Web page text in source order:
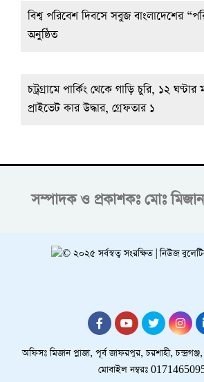
বিশ্ব পরিবেশ দিবসে সবুজ বাংলাদেশের
অনুষ্ঠিত
চট্রগ্রামে পার্কিং থেকে গাড়ি চুরি, ১২
প্রাইভেট কার উদ্ধার, গ্রেফতার ১
সম্পাদক ও প্রকাশকঃ মোঃ
অফিসঃ মিজান প্লাজা, পূর্ব জাফরপুর, চরশাহী,
মোবাইল নম্বরঃ